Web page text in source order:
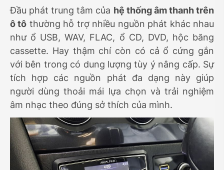
Đầu phát trung tâm của hệ thống âm thanh trên
ô tô thường hỗ trợ nhiều nguồn phát khác nhau
như ổ USB, WAV, FLAC, ổ CD, DVD, hộc băng
cassette. Hay thậm chí còn có cả ổ cứng gắn
với bên trong có dung lượng tùy ý nâng cấp. Sự
tích hợp các nguồn phát đa dạng này giúp
người dùng thoải mái lựa chọn và trải nghiệm
âm nhạc theo đúng sở thích của mình.